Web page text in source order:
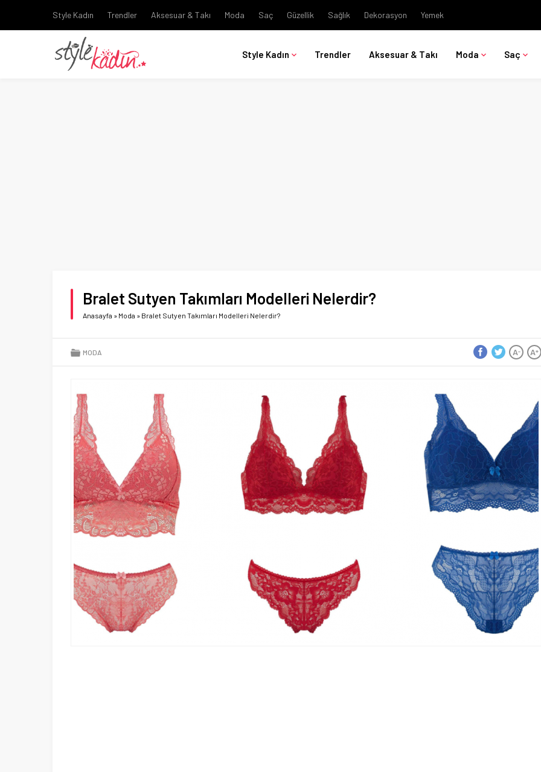
Style Kadın Trendler Aksesuar & Takı Moda Saç Güzellik Sağlık Dekorasyon Yemek
Style Kadın Trendler Aksesuar & Takı Moda Saç
Bralet Sutyen Takımları Modelleri Nelerdir?
Anasayfa » Moda » Bralet Sutyen Takımları Modelleri Nelerdir?
MODA A+
A-